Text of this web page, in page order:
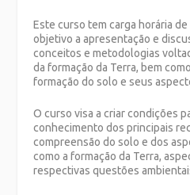
Este curso tem carga horária
objetivo a apresentação e
conceitos e metodologias
da formação da Terra, bem
formação do solo e seus
O curso visa a criar condições
conhecimento dos principais
compreensão do solo e dos
como a formação da Terra,
respectivas questões